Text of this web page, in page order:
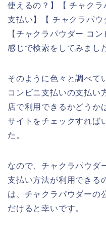
使えるの？】【 チャク
支払い】【 チャクラパウ
【チャクラパウダー コ
感じで検索をしてみまし
そのように色々と調べて
コンビニ支払いの支払い
店で利用できるかどうか
サイトをチェックすれば
た。
なので、チャクラパウダ
支払い方法が利用できる
は、チャクラパウダーの
だけると幸いです。